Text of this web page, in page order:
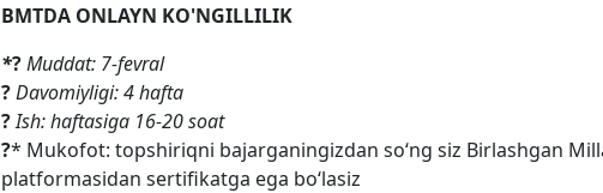
BMTDA ONLAYN KO'NGILLILIK
*?Muddat: 7-fevral
?Davomiyligi: 4 hafta
?Ish: haftasiga 16-20 soat
?* Mukofot: topshiriqni bajarganingizdan soʻng siz Birlashgan
platformasidan sertifikatga ega boʻlasiz